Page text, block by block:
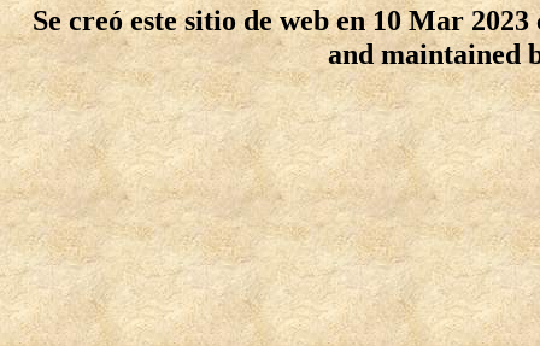
Se creó este sitio de web en 10 Mar
and maintained